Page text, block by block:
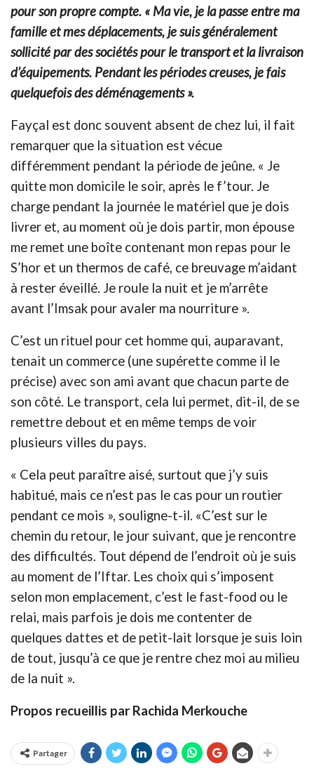
pour son propre compte. « Ma vie, je la passe entre ma
famille et mes déplacements, je suis généralement
sollicité par des sociétés pour le transport et la livraison
d’équipements. Pendant les périodes creuses, je fais
quelquefois des déménagements ».
Fayçal est donc souvent absent de chez lui, il fait
remarquer que la situation est vécue
différemment pendant la période de jeûne. « Je
quitte mon domicile le soir, après le f’tour. Je
charge pendant la journée le matériel que je dois
livrer et, au moment où je dois partir, mon épouse
me remet une boîte contenant mon repas pour le
S’hor et un thermos de café, ce breuvage m’aidant
à rester éveillé. Je roule la nuit et je m’arrête
avant l’Imsak pour avaler ma nourriture ».
C’est un rituel pour cet homme qui, auparavant,
tenait un commerce (une supérette comme il le
précise) avec son ami avant que chacun parte de
son côté. Le transport, cela lui permet, dit-il, de se
remettre debout et en même temps de voir
plusieurs villes du pays.
« Cela peut paraître aisé, surtout que j’y suis
habitué, mais ce n’est pas le cas pour un routier
pendant ce mois », souligne-t-il. «C’est sur le
chemin du retour, le jour suivant, que je rencontre
des difficultés. Tout dépend de l’endroit où je suis
au moment de l’Iftar. Les choix qui s’imposent
selon mon emplacement, c’est le fast-food ou le
relai, mais parfois je dois me contenter de
quelques dattes et de petit-lait lorsque je suis loin
de tout, jusqu’à ce que je rentre chez moi au milieu
de la nuit ».
Propos recueillis par Rachida Merkouche
Partager